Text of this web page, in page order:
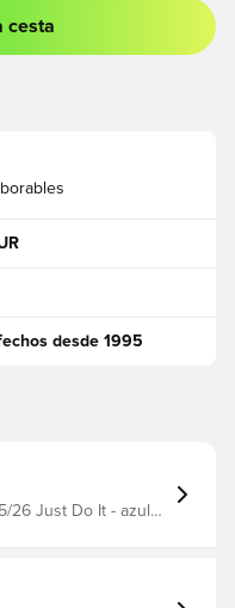
registrarse como miembro
cesta
desde 1995
26 Just Do It - azul
78749, US Tel.1-888-